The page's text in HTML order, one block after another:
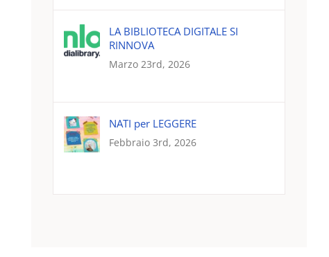
LA BIBLIOTECA DIGITALE SI
RINNOVA
Marzo 23rd, 2026
NATI per LEGGERE
Febbraio 3rd, 2026